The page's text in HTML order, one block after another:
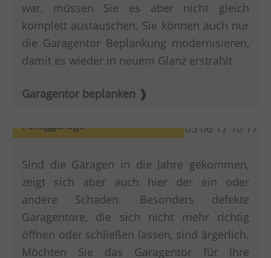
war, müssen Sie es aber nicht gleich
komplett austauschen. Sie können auch nur
die Garagentor Beplankung modernisieren,
damit es wieder in neuem Glanz erstrahlt.
Garagentor beplanken
Fertiggarage
Sind die Garagen in die Jahre gekommen,
zeigt sich aber auch hier der ein oder
andere Schaden. Besonders defekte
Garagentore, die sich nicht mehr richtig
öffnen oder schließen lassen, sind ärgerlich.
Möchten Sie das Garagentor für Ihre